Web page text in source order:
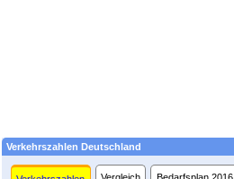
Verkehrszahlen Deutschland